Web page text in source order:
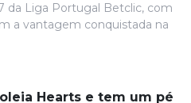
da Liga Portugal Betclic, com
a vantagem conquistada na
Hearts e tem um pé